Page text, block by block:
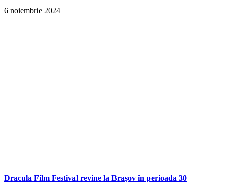
6 noiembrie 2024
Dracula Film Festival revine la Brașov în perioada 30